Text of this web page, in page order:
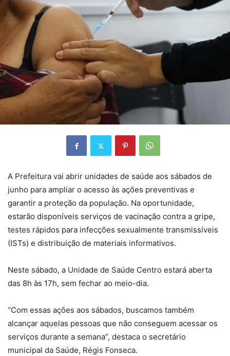
A Prefeitura vai abrir unidades de saúde aos sábados de
junho para ampliar o acesso às ações preventivas e
garantir a proteção da população. Na oportunidade,
estarão disponíveis serviços de vacinação contra a gripe,
testes rápidos para infecções sexualmente transmissíveis
(ISTs) e distribuição de materiais informativos.
Neste sábado, a Unidade de Saúde Centro estará aberta
das 8h às 17h, sem fechar ao meio-dia.
“Com essas ações aos sábados, buscamos também
alcançar aquelas pessoas que não conseguem acessar os
serviços durante a semana”, destaca o secretário
municipal da Saúde, Régis Fonseca.